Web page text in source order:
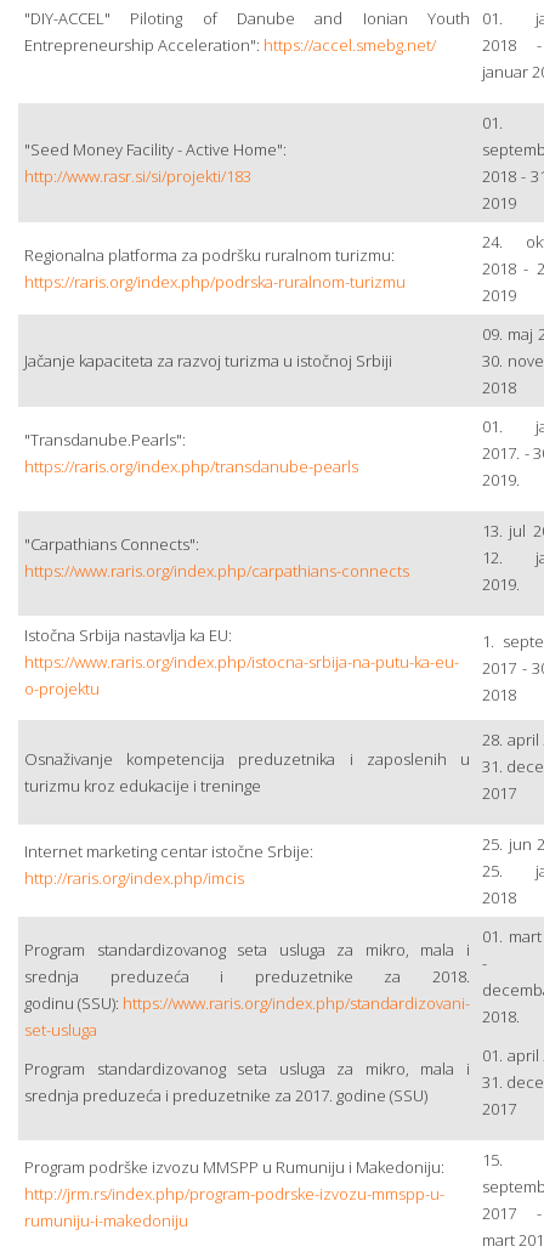
"DIY-ACCEL" Piloting of Danube and Ionian Youth
Entrepreneurship Acceleration": https://accel.smebg.net/
01.
2018
januar
"Seed Money Facility - Active Home":
http://www.rasr.si/si/projekti/183
01.
2018 -
2019
Regionalna platforma za podršku ruralnom turizmu:
https://raris.org/index.php/podrska-ruralnom-turizmu
24.
2018 -
2019
Jačanje kapaciteta za razvoj turizma u istočnoj Srbiji
09. maj
30.
2018
"Transdanube.Pearls":
https://raris.org/index.php/transdanube-pearls
01.
2017. -
2019.
"Carpathians Connects":
https://www.raris.org/index.php/carpathians-connects
13. jul
12.
2019.
Istočna Srbija nastavlja ka EU:
https://www.raris.org/index.php/istocna-srbija-na-putu-ka-eu-
o-projektu
1.
2017 -
2018
Osnaživanje kompetencija preduzetnika i zaposlenih u
turizmu kroz edukacije i treninge
28. april
31.
2017
Internet marketing centar istočne Srbije:
http://raris.org/index.php/imcis
25. jun
25.
2018
Program standardizovanog seta usluga za mikro, mala i
srednja preduzeća i preduzetnike za 2018.
godinu (SSU): https://www.raris.org/index.php/standardizovani-
set-usluga
Program standardizovanog seta usluga za mikro, mala i
srednja preduzeća i preduzetnike za 2017. godine (SSU)
01.
-
2018.
01. april
31.
2017
Program podrške izvozu MMSPP u Rumuniju i Makedoniju:
http://jrm.rs/index.php/program-podrske-izvozu-mmspp-u-
rumuniju-i-makedoniju
15.
2017
mart